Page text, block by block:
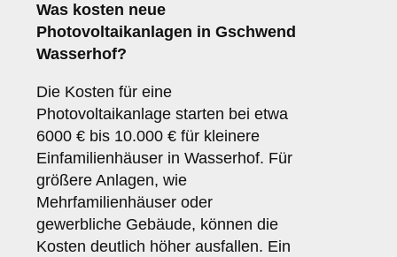
Was kosten neue
Photovoltaikanlagen in Gschwend
Wasserhof?
Die Kosten für eine
Photovoltaikanlage starten bei etwa
6000 € bis 10.000 € für kleinere
Einfamilienhäuser in Wasserhof. Für
größere Anlagen, wie
Mehrfamilienhäuser oder
gewerbliche Gebäude, können die
Kosten deutlich höher ausfallen. Ein